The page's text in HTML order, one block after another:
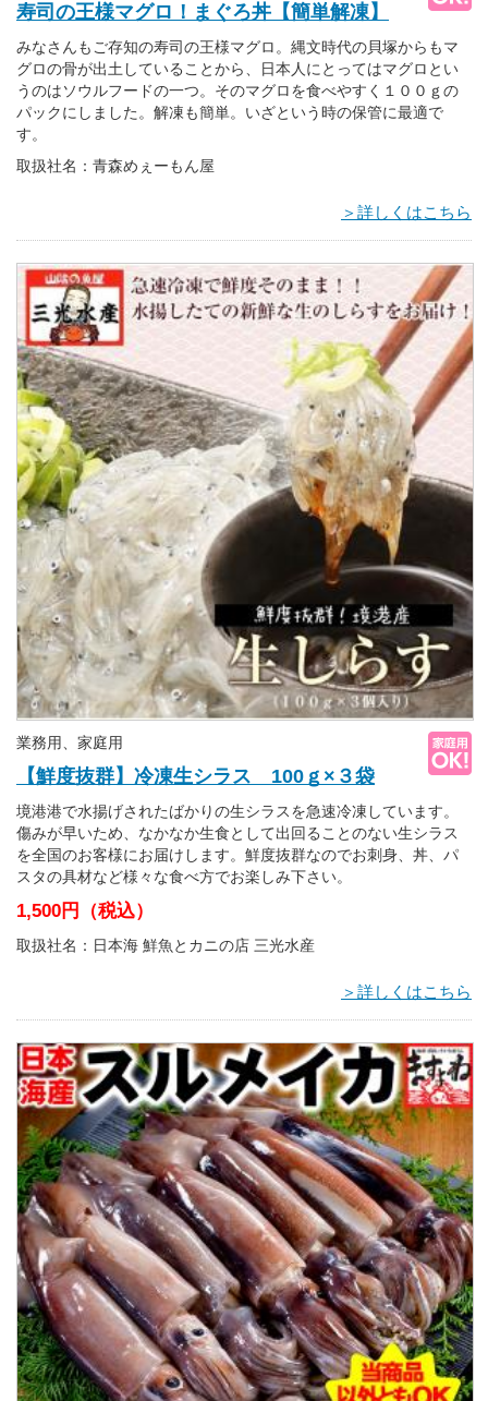
寿司の王様マグロ！まぐろ丼【簡単解凍】
みなさんもご存知の寿司の王様マグロ。縄文時代の貝塚からもマ
グロの骨が出土していることから、日本人にとってはマグロとい
うのはソウルフードの一つ。そのマグロを食べやすく１００ｇの
パックにしました。解凍も簡単。いざという時の保管に最適で
す。
取扱社名：青森めぇーもん屋
＞詳しくはこちら
業務用、家庭用
【鮮度抜群】冷凍生シラス 100ｇ×３袋
境港港で水揚げされたばかりの生シラスを急速冷凍しています。
傷みが早いため、なかなか生食として出回ることのない生シラス
を全国のお客様にお届けします。鮮度抜群なのでお刺身、丼、パ
スタの具材など様々な食べ方でお楽しみ下さい。
1,500円（税込）
取扱社名：日本海 鮮魚とカニの店 三光水産
＞詳しくはこちら